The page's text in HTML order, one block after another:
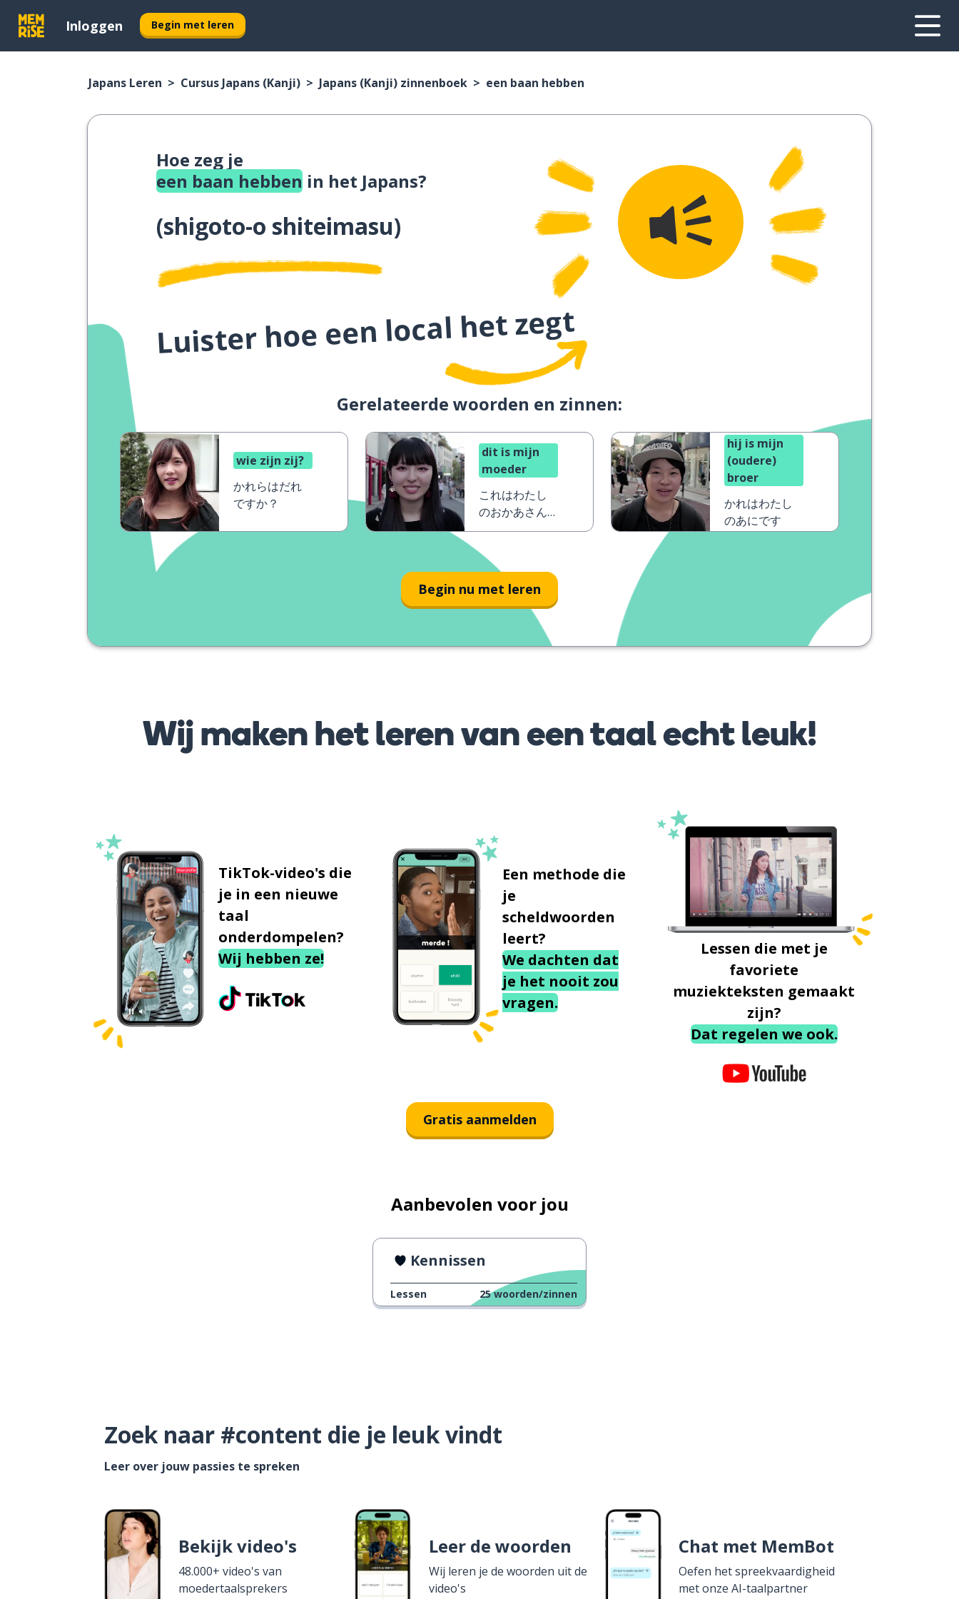
Inloggen Begin met leren
Japans Leren Cursus Japans (Kanji) Japans (Kanji) zinnenboek een baan hebben
Hoe zeg je
een baan hebben in het Japans?
(shigoto-o shiteimasu)
Luister hoe een local het zegt
Gerelateerde woorden en zinnen:
wie zijn zij?
かれらはだれ
ですか？
dit is mijn
moeder
これはわたし
のおかあさん
です
hij is mijn
(oudere)
broer
かれはわたし
のあにです
Begin nu met leren
Wij maken het leren van een taal echt leuk!
TikTok-video's die
je in een nieuwe
taal
onderdompelen?
Wij hebben ze!
Een methode die
je
scheldwoorden
leert?
We dachten dat
je het nooit zou
vragen.
Lessen die met je
favoriete
muziekteksten gemaakt
zijn?
Dat regelen we ook.
Gratis aanmelden
Aanbevolen voor jou
Kennissen
Lessen 25 woorden/zinnen
Zoek naar #content die je leuk vindt
Leer over jouw passies te spreken
Bekijk video's
48.000+ video's van
moedertaalsprekers
Leer de woorden
Wij leren je de woorden uit de
video's
Chat met MemBot
Oefen het spreekvaardigheid
met onze AI-taalpartner